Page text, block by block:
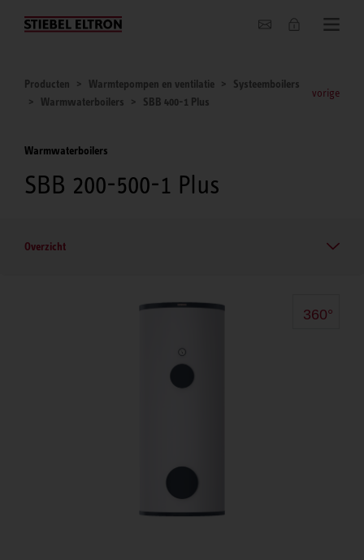
Actueel
Producten Warmtepompen en ventilatie
Systeemboilers
Warmwaterboilers
SBB 400-1 Plus
vorige
Warmwaterboilers
SBB 200-500-1 Plus
Overzicht
360°